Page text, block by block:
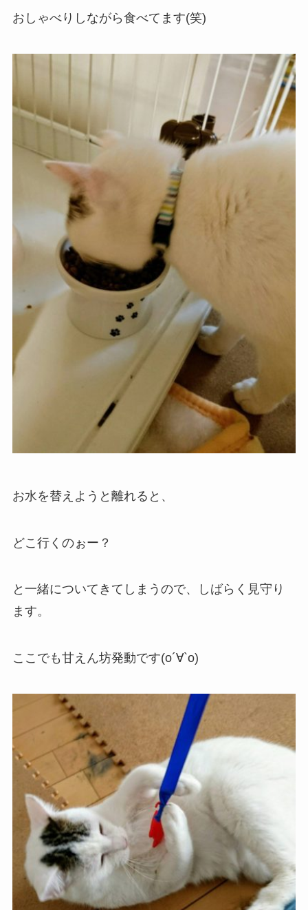
おしゃべりしながら食べてます(笑)
お水を替えようと離れると、
どこ行くのぉー？
と一緒についてきてしまうので、しばらく見守り
ます。
ここでも甘えん坊発動です(о´∀`о)